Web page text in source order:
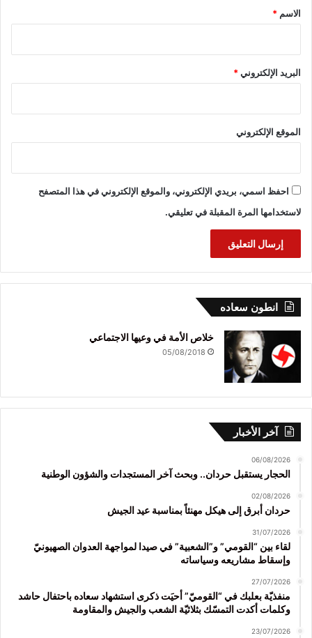
*
الاسم *
البريد الإلكتروني*
الموقع الإلكتروني
احفظ اسمي، بريدي الإلكتروني، والموقع الإلكتروني في هذا المتصفح
لاستخدامها المرة المقبلة في تعليقي.
انطون سعاده
خلاص الأمة في وعيها الاجتماعي
05/08/2018
آخر الأخبار
06/08/2026
الحجار يستقبل حردان.. وبحث آخر المستجدات والشؤون الوطنية
02/08/2026
حردان أبرق إلى هيكل مهنئاً بمناسبة عيد الجيش
31/07/2026
لقاء بين “القومي” و”الشعبية” في صيدا لمواجهة العدوان الصهيونيّ
وإسقاط مشاريعه وسياساته
27/07/2026
منفذيّة بعلبك في “القوميّ” أحيَت ذكرى استشهاد سعاده باحتفال حاشد
وكلمات أكدت التمسّك بثلاثيّة الشعب والجيش والمقاومة
23/07/2026